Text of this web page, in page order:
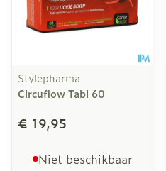
Stylepharma
Circuflow Tabl 60
€ 19,95
Niet beschikbaar